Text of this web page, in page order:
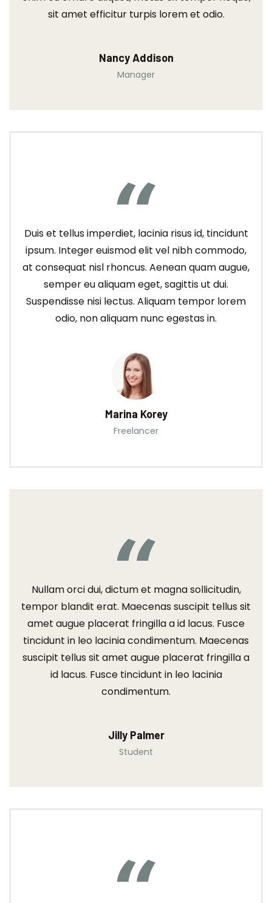
sit amet efficitur turpis lorem et odio.
Nancy Addison
Manager
Duis et tellus imperdiet, lacinia risus id, tincidunt
ipsum. Integer euismod elit vel nibh commodo,
at consequat nisl rhoncus. Aenean quam augue,
semper eu aliquam eget, sagittis ut dui.
Suspendisse nisi lectus. Aliquam tempor lorem
odio, non aliquam nunc egestas in.
Marina Korey
Freelancer
Nullam orci dui, dictum et magna sollicitudin,
tempor blandit erat. Maecenas suscipit tellus sit
amet augue placerat fringilla a id lacus. Fusce
tincidunt in leo lacinia condimentum. Maecenas
suscipit tellus sit amet augue placerat fringilla a
id lacus. Fusce tincidunt in leo lacinia
condimentum.
Jilly Palmer
Student